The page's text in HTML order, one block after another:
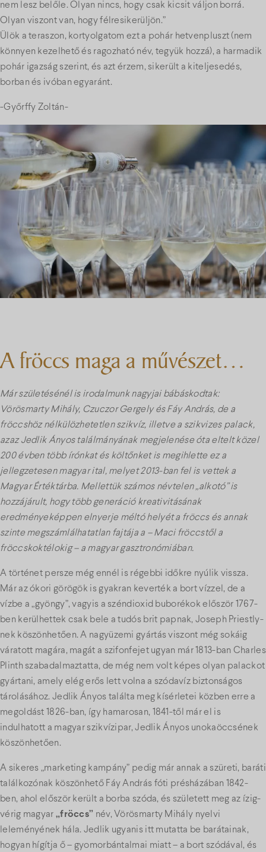
nem lesz belőle. Olyan nincs, hogy csak kicsit váljon borrá.
Olyan viszont van, hogy félresikerüljön.”
Ülök a teraszon, kortyolgatom ezt a pohár hetvenpluszt (nem
könnyen kezelhető és ragozható név, tegyük hozzá), a harmadik
pohár igazság szerint, és azt érzem, sikerült a kiteljesedés,
borban és ivóban egyaránt.
-Győrffy Zoltán-
A fröccs maga a művészet…
Már születésénél is irodalmunk nagyjai bábáskodtak:
Vörösmarty Mihály, Czuczor Gergely és Fáy András, de a
fröccshöz nélkülözhetetlen szikvíz, illetve a szikvizes palack,
azaz Jedlik Ányos találmányának megjelenése óta eltelt közel
200 évben több írónkat és költőnket is megihlette ez a
jellegzetesen magyar ital, melyet 2013-ban fel is vettek a
Magyar Értéktárba. Mellettük számos névtelen „alkotó” is
hozzájárult, hogy több generáció kreativitásának
eredményeképpen elnyerje méltó helyét a fröccs és annak
szinte megszámlálhatatlan fajtája a – Maci fröccstől a
fröccskoktélokig – a magyar gasztronómiában.
A történet persze még ennél is régebbi időkre nyúlik vissza.
Már az ókori görögök is gyakran keverték a bort vízzel, de a
vízbe a „gyöngy”, vagyis a széndioxid buborékok először 1767-
ben kerülhettek csak bele a tudós brit papnak, Joseph Priestly-
nek köszönhetően. A nagyüzemi gyártás viszont még sokáig
váratott magára, magát a szifonfejet ugyan már 1813-ban Charles
Plinth szabadalmaztatta, de még nem volt képes olyan palackot
gyártani, amely elég erős lett volna a szódavíz biztonságos
tárolásához. Jedlik Ányos találta meg kísérletei közben erre a
megoldást 1826-ban, így hamarosan, 1841-től már el is
indulhatott a magyar szikvízipar, Jedlik Ányos unokaöccsének
köszönhetően.
A sikeres „marketing kampány” pedig már annak a szüreti, baráti
találkozónak köszönhető Fáy András fóti présházában 1842-
ben, ahol először került a borba szóda, és született meg az ízig-
vérig magyar „fröccs” név, Vörösmarty Mihály nyelvi
leleményének hála. Jedlik ugyanis itt mutatta be barátainak,
hogyan hígítja ő – gyomorbántalmai miatt – a bort szódával, és